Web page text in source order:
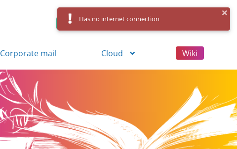
Control Panel Log in
Corporate mail Cloud Wiki
Has no internet connection